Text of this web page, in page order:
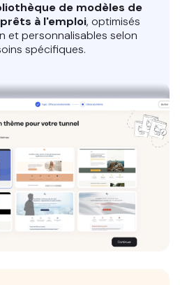
de modèles de
à l'emploi, optimisés
et personnalisables selon
spécifiques.